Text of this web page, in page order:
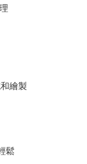
繪製
鬆